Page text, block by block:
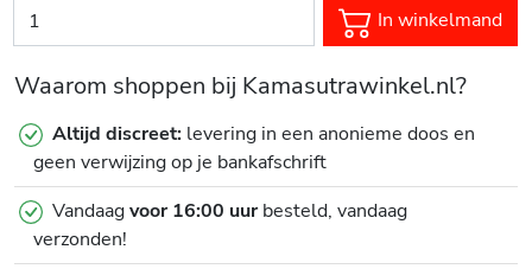
In winkelmand
Waarom shoppen bij Kamasutrawinkel.nl?
Altijd discreet: levering in een anonieme doos en
geen verwijzing op je bankafschrift
Vandaagvoor 16:00 uurbesteld, vandaag
verzonden!